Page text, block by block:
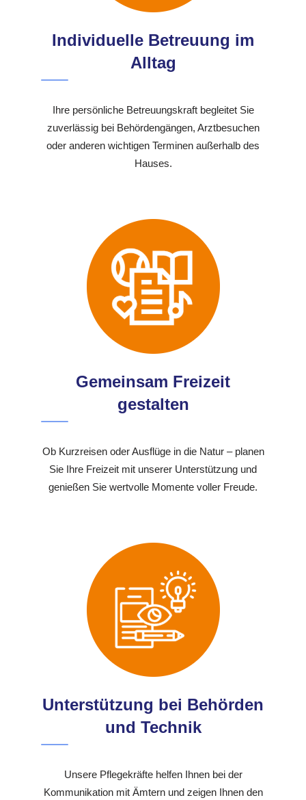
Individuelle Betreuung im
Alltag
Ihre persönliche Betreuungskraft begleitet Sie
zuverlässig bei Behördengängen, Arztbesuchen
oder anderen wichtigen Terminen außerhalb des
Hauses.
Gemeinsam Freizeit
gestalten
Ob Kurzreisen oder Ausflüge in die Natur – planen
Sie Ihre Freizeit mit unserer Unterstützung und
genießen Sie wertvolle Momente voller Freude.
Unterstützung bei Behörden
und Technik
Unsere Pflegekräfte helfen Ihnen bei der
Kommunikation mit Ämtern und zeigen Ihnen den